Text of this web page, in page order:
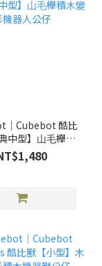
｜Cubebot 酷比
中型】⼭⽑櫸積
形機器⼈公仔